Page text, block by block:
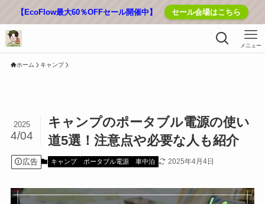
【EcoFlow最大60％OFFセール開催中】 セール会場はこちら
メニュー
ホーム キャンプ
キャンプのポータブル電源の使い
道5選！注意点や必要な人も紹介
2025
4/04
広告 キャンプ ポータブル電源 車中泊 2025年4月4日